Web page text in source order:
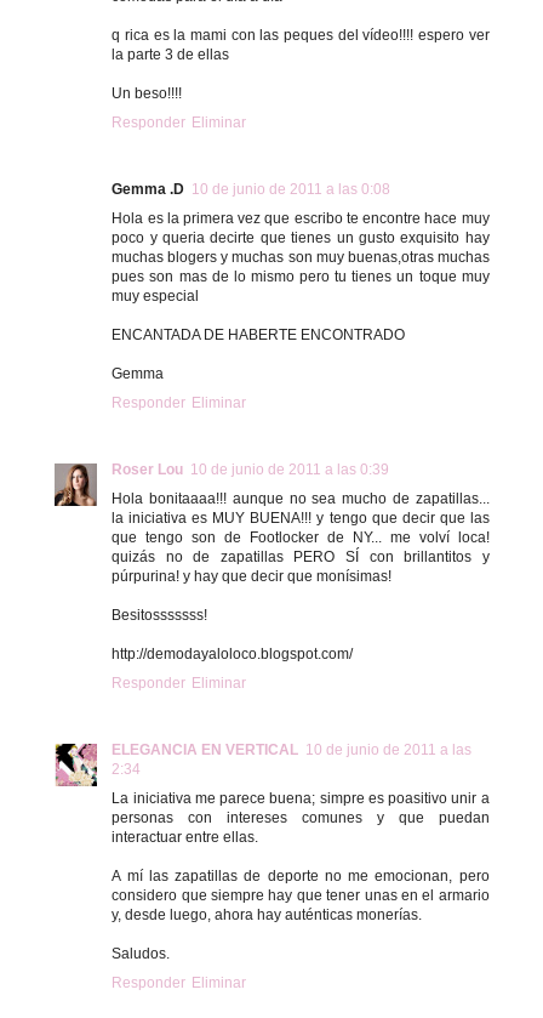
q rica es la mami con las peques del vídeo!!!! espero ver
la parte 3 de ellas
Un beso!!!!
Responder Eliminar
Gemma .D 10 de junio de 2011 a las 0:08
Hola es la primera vez que escribo te encontre hace muy
poco y queria decirte que tienes un gusto exquisito hay
muchas blogers y muchas son muy buenas,otras muchas
pues son mas de lo mismo pero tu tienes un toque muy
muy especial
ENCANTADA DE HABERTE ENCONTRADO
Gemma
Responder Eliminar
Roser Lou 10 de junio de 2011 a las 0:39
Hola bonitaaaa!!! aunque no sea mucho de zapatillas...
la iniciativa es MUY BUENA!!! y tengo que decir que las
que tengo son de Footlocker de NY... me volví loca!
quizás no de zapatillas PERO SÍ con brillantitos y
púrpurina! y hay que decir que monísimas!
Besitosssssss!
http://demodayaloloco.blogspot.com/
Responder Eliminar
ELEGANCIA EN VERTICAL 10 de junio de 2011 a las
2:34
La iniciativa me parece buena; simpre es poasitivo unir a
personas con intereses comunes y que puedan
interactuar entre ellas.
A mí las zapatillas de deporte no me emocionan, pero
considero que siempre hay que tener unas en el armario
y, desde luego, ahora hay auténticas monerías.
Saludos.
Responder Eliminar